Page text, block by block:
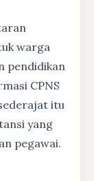
warga
pendidikan
CPNS
itu
yang
pegawai.